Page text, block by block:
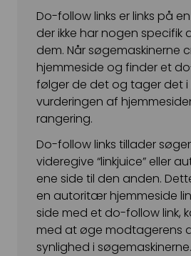
Do-follow links er links på
der ikke har nogen specifik
dem. Når søgemaskinerne
hjemmeside og finder et
følger de det og tager det
vurderingen af
rangering.
Do-follow links tillader
videregive “linkjuice” eller
ene side til den anden.
en autoritær hjemmeside
side med et do-follow link,
med at øge modtagerens
synlighed i søgemaskinerne.